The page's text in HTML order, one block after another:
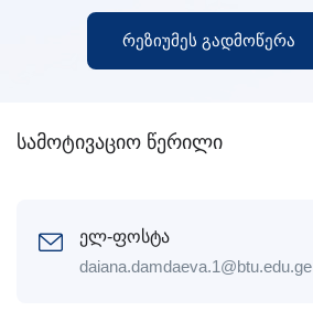
რეზიუმეს გადმოწერა
სამოტივაციო წერილი
ელ-ფოსტა
daiana.damdaeva.1@btu.edu.ge